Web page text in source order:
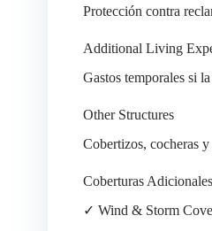
Protección contra
Additional Living
Gastos temporales si
Other Structures
Cobertizos, cocheras y
Coberturas Adicionales
✓ Wind & Storm